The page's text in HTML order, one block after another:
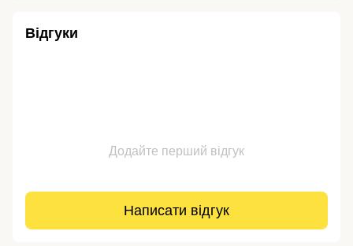
Відгуки
Додайте перший відгук
Написати відгук